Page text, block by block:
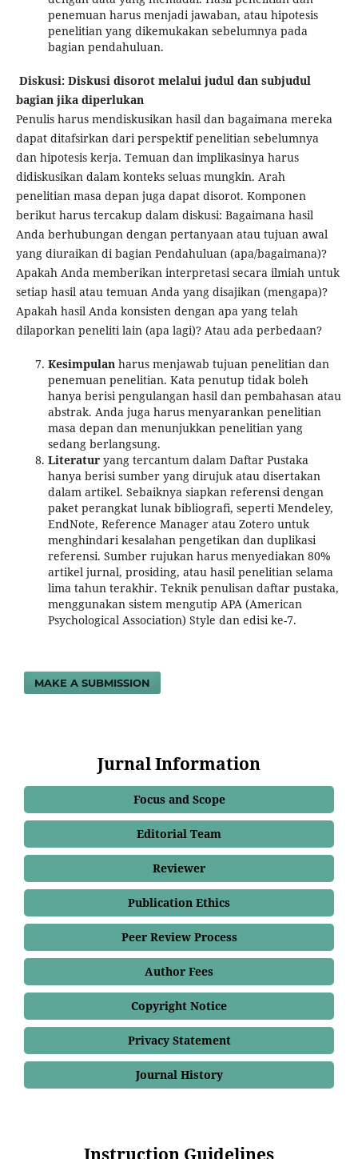
penemuan harus menjadi jawaban, atau hipotesis
penelitian yang dikemukakan sebelumnya pada
bagian pendahuluan.
Diskusi: Diskusi disorot melalui judul dan subjudul
bagian jika diperlukan
Penulis harus mendiskusikan hasil dan bagaimana mereka
dapat ditafsirkan dari perspektif penelitian sebelumnya
dan hipotesis kerja. Temuan dan implikasinya harus
didiskusikan dalam konteks seluas mungkin. Arah
penelitian masa depan juga dapat disorot. Komponen
berikut harus tercakup dalam diskusi: Bagaimana hasil
Anda berhubungan dengan pertanyaan atau tujuan awal
yang diuraikan di bagian Pendahuluan (apa/bagaimana)?
Apakah Anda memberikan interpretasi secara ilmiah untuk
setiap hasil atau temuan Anda yang disajikan (mengapa)?
Apakah hasil Anda konsisten dengan apa yang telah
dilaporkan peneliti lain (apa lagi)? Atau ada perbedaan?
Kesimpulanharus menjawab tujuan penelitian dan
penemuan penelitian. Kata penutup tidak boleh
hanya berisi pengulangan hasil dan pembahasan atau
abstrak. Anda juga harus menyarankan penelitian
masa depan dan menunjukkan penelitian yang
sedang berlangsung.
Literaturyang tercantum dalam Daftar Pustaka
hanya berisi sumber yang dirujuk atau disertakan
dalam artikel. Sebaiknya siapkan referensi dengan
paket perangkat lunak bibliografi, seperti Mendeley,
EndNote, Reference Manager atau Zotero untuk
menghindari kesalahan pengetikan dan duplikasi
referensi. Sumber rujukan harus menyediakan 80%
artikel jurnal, prosiding, atau hasil penelitian selama
lima tahun terakhir. Teknik penulisan daftar pustaka,
menggunakan sistem mengutip APA (American
Psychological Association) Style dan edisi ke-7.
MAKE A SUBMISSION
Jurnal Information
Focus and Scope
Editorial Team
Reviewer
Publication Ethics
Peer Review Process
Author Fees
Copyright Notice
Privacy Statement
Journal History
Instruction Guidelines